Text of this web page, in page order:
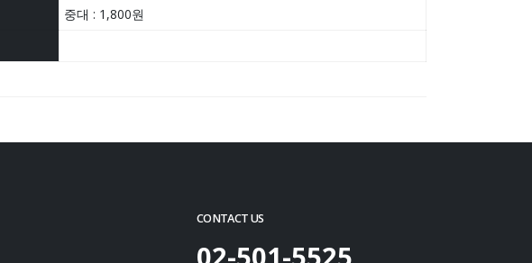
중대 : 1,800원
CONTACT US